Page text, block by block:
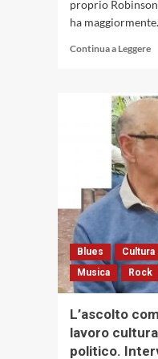
proprio
ha
Continua a Leggere
Blues Cultura
Musica
Rock
L’ascolto
lavoro
politico.